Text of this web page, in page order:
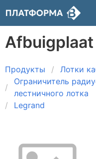
Продукты
Лотки
Ограничитель
лестничного лотка
Legrand